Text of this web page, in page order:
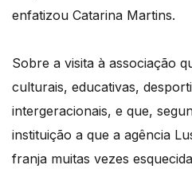
enfatizou Catarina Martins.
Sobre a visita à associação
culturais, educativas,
intergeracionais, e que,
instituição a que a agência
franja muitas vezes